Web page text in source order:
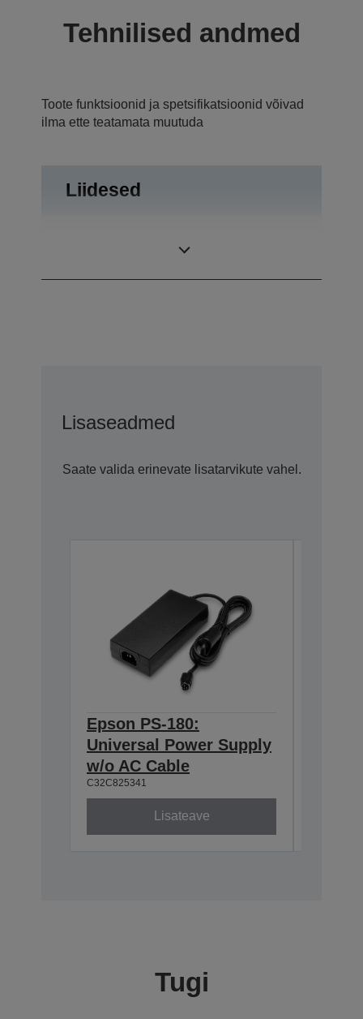
Tehnilised andmed
Toote funktsioonid ja spetsifikatsioonid võivad
ilma ette teatamata muutuda
Liidesed
Lisaseadmed
Saate valida erinevate lisatarvikute vahel.
Epson PS-180:
Universal Power Supply
w/o AC Cable
C32C825341
Lisateave
Tugi